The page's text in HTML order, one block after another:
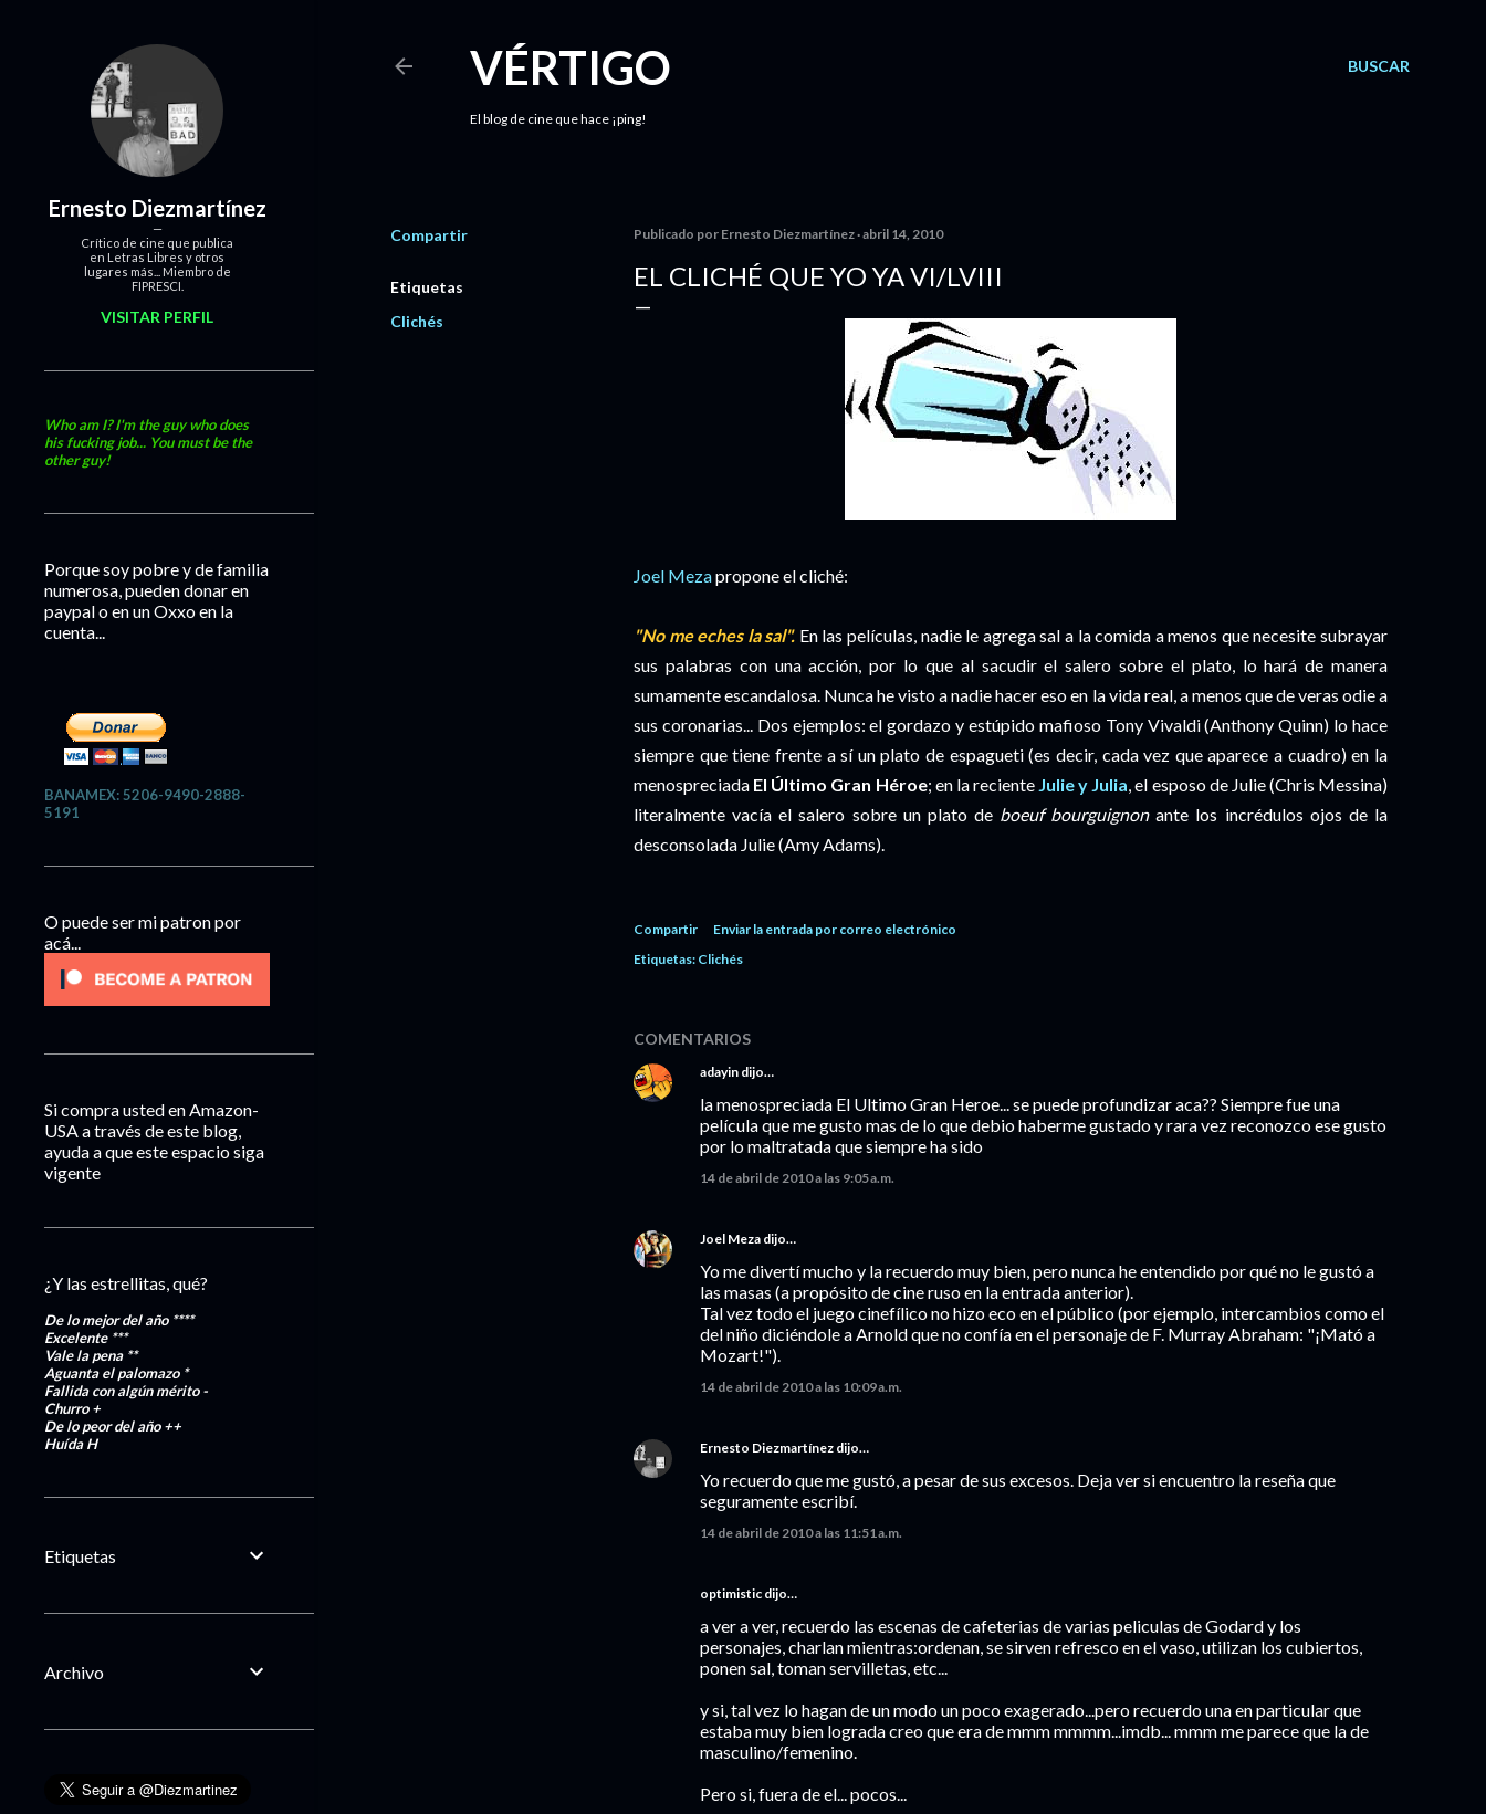
BUSCAR
VÉRTIGO
El blog de cine que hace ¡ping!
Compartir
Etiquetas
Clichés
Publicado por Ernesto Diezmartínez abril 14, 2010
EL CLICHÉ QUE YO YA VI/LVIII
Joel Mezapropone el cliché:
"No me eches la sal". En las películas, nadie le agrega sal a la comida a menos que necesite subrayar
sus palabras con una acción, por lo que al sacudir el salero sobre el plato, lo hará de manera
sumamente escandalosa. Nunca he visto a nadie hacer eso en la vida real, a menos que de veras odie a
sus coronarias... Dos ejemplos: el gordazo y estúpido mafioso Tony Vivaldi (Anthony Quinn) lo hace
siempre que tiene frente a sí un plato de espagueti (es decir, cada vez que aparece a cuadro) en la
menospreciada El Último Gran Héroe; en la reciente Julie y Julia, el esposo de Julie (Chris Messina)
literalmente vacía el salero sobre un plato de boeuf bourguignonante los incrédulos ojos de la
desconsolada Julie (Amy Adams).
Compartir
Enviar la entrada por correo electrónico
Etiquetas: Clichés
COMENTARIOS
adayin dijo…
la menospreciada El Ultimo Gran Heroe... se puede profundizar aca?? Siempre fue una
película que me gusto mas de lo que debio haberme gustado y rara vez reconozco ese gusto
por lo maltratada que siempre ha sido
14 de abril de 2010 a las 9:05 a.m.
Joel Meza dijo…
Yo me divertí mucho y la recuerdo muy bien, pero nunca he entendido por qué no le gustó a
las masas (a propósito de cine ruso en la entrada anterior).
Tal vez todo el juego cinefílico no hizo eco en el público (por ejemplo, intercambios como el
del niño diciéndole a Arnold que no confía en el personaje de F. Murray Abraham: "¡Mató a
Mozart!").
14 de abril de 2010 a las 10:09 a.m.
Ernesto Diezmartínez dijo…
Yo recuerdo que me gustó, a pesar de sus excesos. Deja ver si encuentro la reseña que
seguramente escribí.
14 de abril de 2010 a las 11:51 a.m.
optimistic dijo…
a ver a ver, recuerdo las escenas de cafeterias de varias peliculas de Godard y los
personajes, charlan mientras:ordenan, se sirven refresco en el vaso, utilizan los cubiertos,
ponen sal, toman servilletas, etc...
y si, tal vez lo hagan de un modo un poco exagerado...pero recuerdo una en particular que
estaba muy bien lograda creo que era de mmm mmmm...imdb... mmm me parece que la de
masculino/femenino.
Pero si, fuera de el... pocos...
Ernesto Diezmartínez
Crítico de cine que publica
en Letras Libres y otros
lugares más... Miembro de
FIPRESCI.
VISITAR PERFIL
Who am I? I'm the guy who does
his fucking job... You must be the
other guy!
Porque soy pobre y de familia
numerosa, pueden donar en
paypal o en un Oxxo en la
cuenta...
BANAMEX: 5206-9490-2888-
5191
O puede ser mi patron por
acá...
Si compra usted en Amazon-
USA a través de este blog,
ayuda a que este espacio siga
vigente
¿Y las estrellitas, qué?
De lo mejor del año ****
Excelente***
Vale la pena **
Aguanta el palomazo *
Fallida con algún mérito-
Churro+
De lo peor del año++
HuídaH
Etiquetas
Archivo